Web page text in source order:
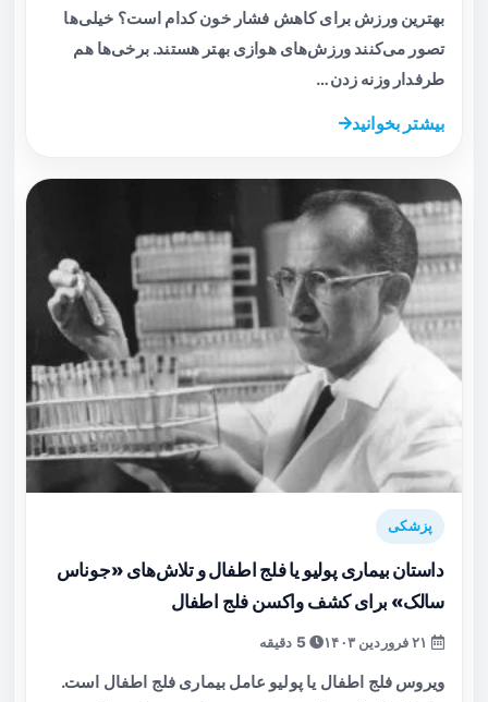
بهترین ورزش برای کاهش فشار خون کدام است؟ خیلی‌ها
تصور می‌کنند ورزش‌های هوازی بهتر هستند. برخی‌ها هم
طرفدار وزنه زدن…
بیشتر بخوانید
پزشکی
داستان بیماری پولیو یا فلج اطفال و تلاش‌های «جوناس
سالک» برای کشف واکسن فلج اطفال
5 دقیقه
ویروس فلج اطفال یا پولیو عامل بیماری فلج اطفال است.